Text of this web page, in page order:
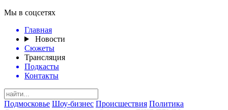
Мы в соцсетях
Главная
Новости
Сюжеты
Трансляция
Подкасты
Контакты
Подмосковье Шоу-бизнес Происшествия Политика